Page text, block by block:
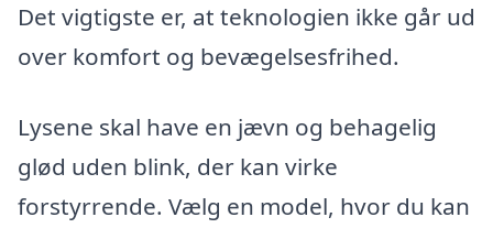
Det vigtigste er, at teknologien ikke går ud
over komfort og bevægelsesfrihed.
Lysene skal have en jævn og behagelig
glød uden blink, der kan virke
forstyrrende. Vælg en model, hvor du kan